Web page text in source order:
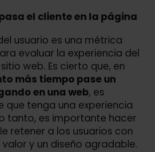
el cliente en la página
usuario es una métrica
evaluar la experiencia del
web. Es cierto que, en
más tiempo pase un
en una web, es
que tenga una experiencia
tanto, es importante hacer
retener a los usuarios con
y un diseño agradable.